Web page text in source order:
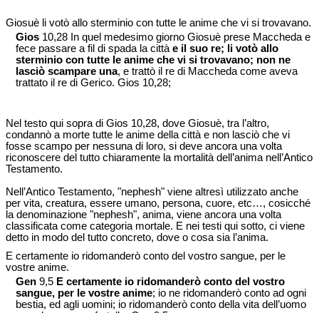
Giosuè li votò allo sterminio con tutte le anime che vi si trovavano.
Gios 10,28 In quel medesimo giorno Giosuè prese Maccheda e
fece passare a fil di spada la città e il suo re; li votò allo
sterminio con tutte le anime che vi si trovavano; non ne
lasciò scampare una, e trattò il re di Maccheda come aveva
trattato il re di Gerico. Gios 10,28;
Nel testo qui sopra di Gios 10,28, dove Giosuè, tra l’altro,
condannò a morte tutte le anime della città e non lasciò che vi
fosse scampo per nessuna di loro, si deve ancora una volta
riconoscere del tutto chiaramente la mortalità dell’anima nell’Antico
Testamento.
Nell’Antico Testamento, "nephesh" viene altresì utilizzato anche
per vita, creatura, essere umano, persona, cuore, etc…, cosicché
la denominazione "nephesh", anima, viene ancora una volta
classificata come categoria mortale. E nei testi qui sotto, ci viene
detto in modo del tutto concreto, dove o cosa sia l’anima.
E certamente io ridomanderò conto del vostro sangue, per le
vostre anime.
Gen 9,5 E certamente io ridomanderò conto del vostro
sangue, per le vostre anime; io ne ridomanderò conto ad ogni
bestia, ed agli uomini; io ridomanderò conto della vita dell’uomo